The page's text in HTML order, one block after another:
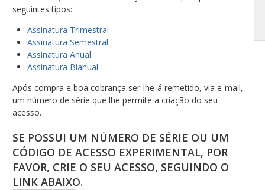
seguintes tipos:
Assinatura Trimestral
Assinatura Semestral
Assinatura Anual
Assinatura Bianual
Após compra e boa cobrança ser-lhe-á remetido, via e-mail,
um número de série que lhe permite a criação do seu
acesso.
SE POSSUI UM NÚMERO DE SÉRIE OU UM
CÓDIGO DE ACESSO EXPERIMENTAL, POR
FAVOR, CRIE O SEU ACESSO, SEGUINDO O
LINK ABAIXO.